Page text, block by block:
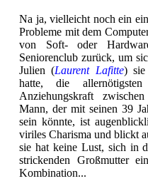
Na ja, vielleicht noch ein
Probleme mit dem
von Soft- oder
Seniorenclub zurück, um
Julien (Laurent Lafitte) sie
hatte, die
Anziehungskraft
Mann, der mit seinen 39
sein könnte, ist
viriles Charisma und blickt
sie hat keine Lust, sich in
strickenden Großmutter
Kombination...